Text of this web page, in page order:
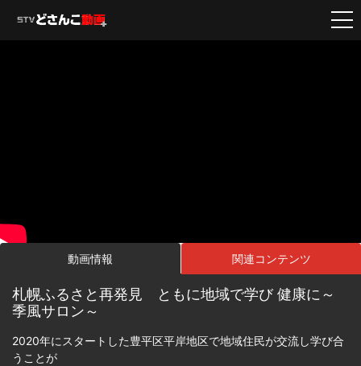
動画情報 関連コンテンツ
札幌ふるさと再発見 ともに地域で学び 健康に～
季風サロン～
2020年にスタートした豊平区平岸地区で地域住民が交流し学び合
うことが